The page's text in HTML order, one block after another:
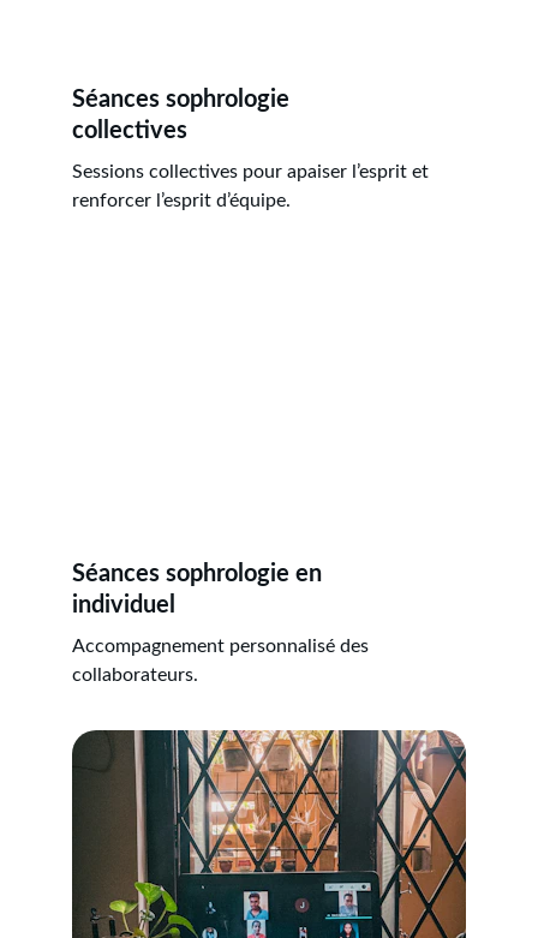
Séances sophrologie
collectives
Sessions collectives pour apaiser l’esprit et
renforcer l’esprit d’équipe.
Séances sophrologie en
individuel
Accompagnement personnalisé des
collaborateurs.